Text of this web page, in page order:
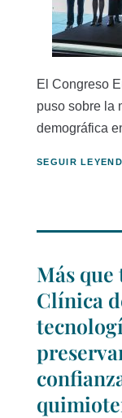
El Congreso
puso sobre la
demográfica
SEGUIR
Más
Clínica